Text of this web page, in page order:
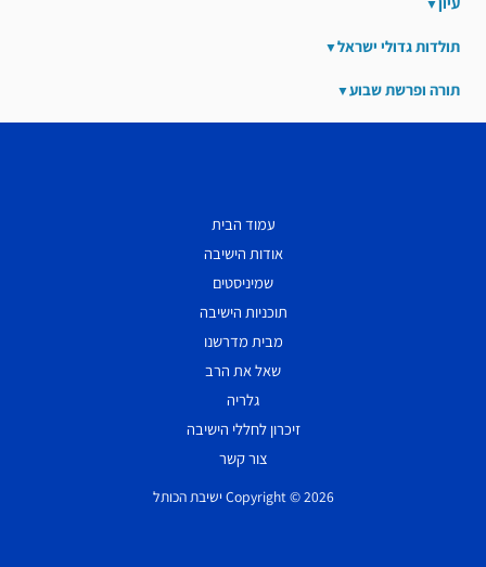
תולדות גדולי ישראל
תורה ופרשת שבוע
עמוד הבית
אודות הישיבה
שמיניסטים
תוכניות הישיבה
מבית מדרשנו
שאל את הרב
גלריה
זיכרון לחללי הישיבה
צור קשר
Copyright © 2026 ישיבת הכותל